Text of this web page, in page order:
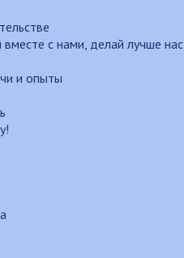
с нами, делай лучше нас
и опыты